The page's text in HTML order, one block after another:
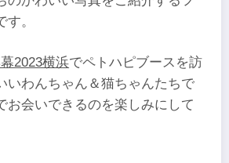
。
2023横浜でペトハピブースを訪
いわんちゃん＆猫ちゃんたちで
お会いできるのを楽しみにして